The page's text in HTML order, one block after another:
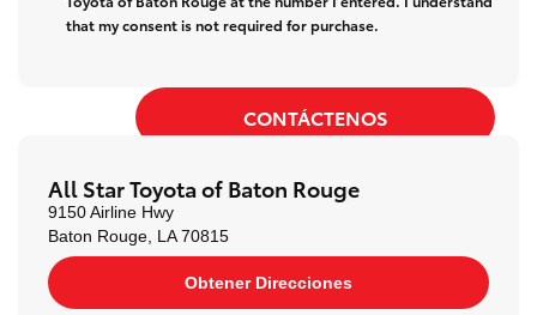
that my consent is not required for purchase.
All Star Toyota of Baton Rouge
9150 Airline Hwy
Baton Rouge, LA 70815
Obtener Direcciones